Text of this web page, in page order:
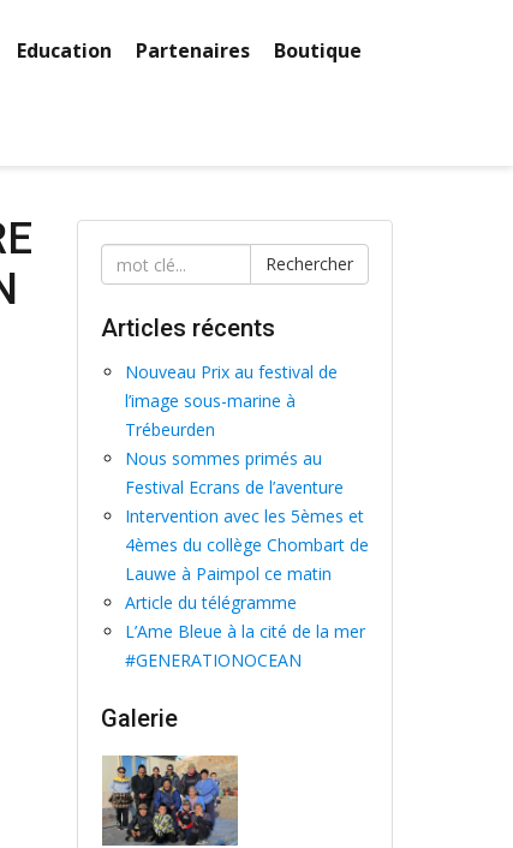
Education Partenaires Boutique
Rechercher
Articles récents
Nouveau Prix au festival de
l’image sous-marine à
Trébeurden
Nous sommes primés au
Festival Ecrans de l’aventure
Intervention avec les 5èmes et
4èmes du collège Chombart de
Lauwe à Paimpol ce matin
Article du télégramme
L’Ame Bleue à la cité de la mer
#GENERATIONOCEAN
Galerie